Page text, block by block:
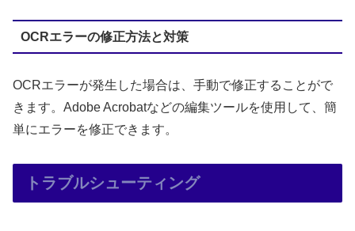
OCRエラーの修正方法と対策
OCRエラーが発生した場合は、手動で修正することがで
きます。Adobe Acrobatなどの編集ツールを使用して、簡
単にエラーを修正できます。
トラブルシューティング